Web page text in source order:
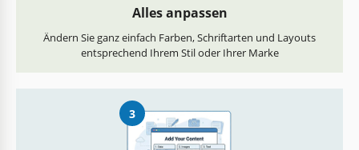
Alles anpassen
Ändern Sie ganz einfach Farben, Schriftarten und Layouts
entsprechend Ihrem Stil oder Ihrer Marke
3